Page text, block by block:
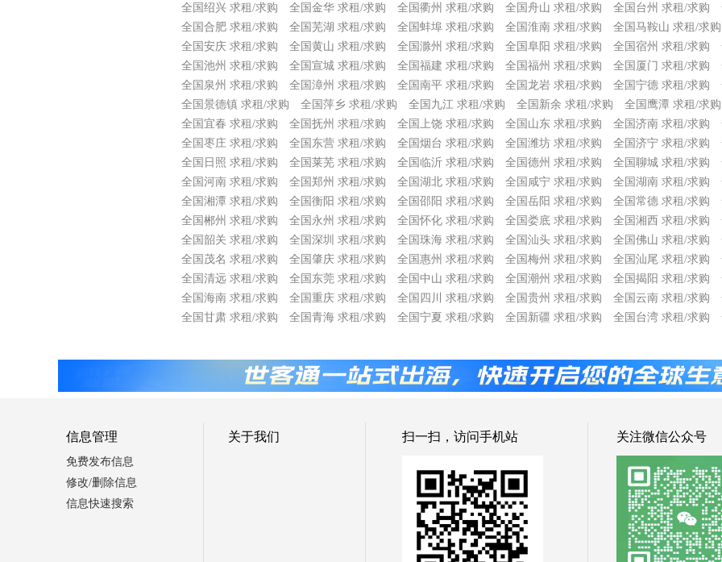
全国绍兴 求租/求购
全国金华 求租/求购 全国衢州 求租/求购 全国舟山 求租/求购 全国台州 求租/求购
全国合肥 求租/求购
全国芜湖 求租/求购 全国蚌埠 求租/求购 全国淮南 求租/求购
全国马鞍山 求租/求购
全国安庆 求租/求购
全国黄山 求租/求购 全国滁州 求租/求购 全国阜阳 求租/求购 全国宿州 求租/求购
全国池州 求租/求购
全国宣城 求租/求购 全国福建 求租/求购 全国福州 求租/求购 全国厦门 求租/求购
全国泉州 求租/求购
全国漳州 求租/求购 全国南平 求租/求购 全国龙岩 求租/求购 全国宁德 求租/求购
全国景德镇 求租/求购
全国萍乡 求租/求购 全国九江 求租/求购 全国新余 求租/求购
全国鹰潭 求租/求购
全国宜春 求租/求购
全国抚州 求租/求购 全国上饶 求租/求购 全国山东 求租/求购 全国济南 求租/求购
全国枣庄 求租/求购
全国东营 求租/求购 全国烟台 求租/求购 全国潍坊 求租/求购 全国济宁 求租/求购
全国日照 求租/求购
全国莱芜 求租/求购 全国临沂 求租/求购 全国德州 求租/求购 全国聊城 求租/求购
全国河南 求租/求购
全国郑州 求租/求购 全国湖北 求租/求购 全国咸宁 求租/求购 全国湖南 求租/求购
全国湘潭 求租/求购
全国衡阳 求租/求购 全国邵阳 求租/求购 全国岳阳 求租/求购 全国常德 求租/求购
全国郴州 求租/求购
全国永州 求租/求购 全国怀化 求租/求购 全国娄底 求租/求购 全国湘西 求租/求购
全国韶关 求租/求购
全国深圳 求租/求购 全国珠海 求租/求购 全国汕头 求租/求购 全国佛山 求租/求购
全国茂名 求租/求购
全国肇庆 求租/求购 全国惠州 求租/求购 全国梅州 求租/求购 全国汕尾 求租/求购
全国清远 求租/求购
全国东莞 求租/求购 全国中山 求租/求购 全国潮州 求租/求购 全国揭阳 求租/求购
全国海南 求租/求购
全国重庆 求租/求购 全国四川 求租/求购 全国贵州 求租/求购 全国云南 求租/求购
全国甘肃 求租/求购
全国青海 求租/求购 全国宁夏 求租/求购 全国新疆 求租/求购 全国台湾 求租/求购
信息管理
免费发布信息
修改/删除信息
信息快速搜索
关于我们 扫一扫，访问手机站 关注微信公众号